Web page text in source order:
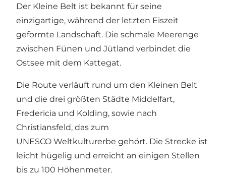
Der Kleine Belt ist bekannt für seine
einzigartige, während der letzten Eiszeit
geformte Landschaft. Die schmale Meerenge
zwischen Fünen und Jütland verbindet die
Ostsee mit dem Kattegat.
Die Route verläuft rund um den Kleinen Belt
und die drei größten Städte Middelfart,
Fredericia und Kolding, sowie nach
Christiansfeld, das zum
UNESCO Weltkulturerbe gehört. Die Strecke ist
leicht hügelig und erreicht an einigen Stellen
bis zu 100 Höhenmeter.